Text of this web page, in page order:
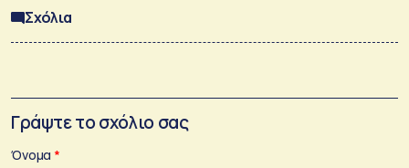
Σχόλια
Γράψτε το σχόλιο σας
Όνομα